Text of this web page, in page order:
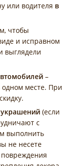
или водителя в
чтобы
и исправном
выглядели
–
одном месте. При
(если
с
выполнить
не несете
повреждения